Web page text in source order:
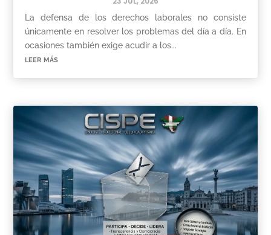
La defensa de los derechos laborales no consiste
únicamente en resolver los problemas del día a día. En
ocasiones también exige acudir a los...
leer más